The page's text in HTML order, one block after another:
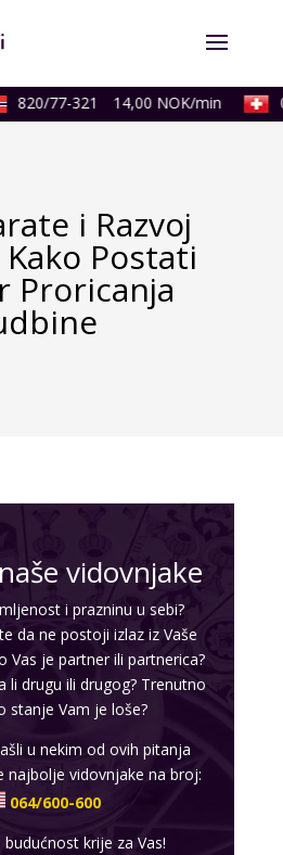
820/77-321 14,00 NOK/min
i Razvoj
Postati
Proricanja
vidovnjake
i prazninu u sebi?
da ne postoji izlaz iz Vaše
Vas je partner ili partnerica?
li drugu ili drugog? Trenutno
stanje Vam je loše?
u nekim od ovih pitanja
najbolje vidovnjake na broj:
064/600-600
krije za Vas!